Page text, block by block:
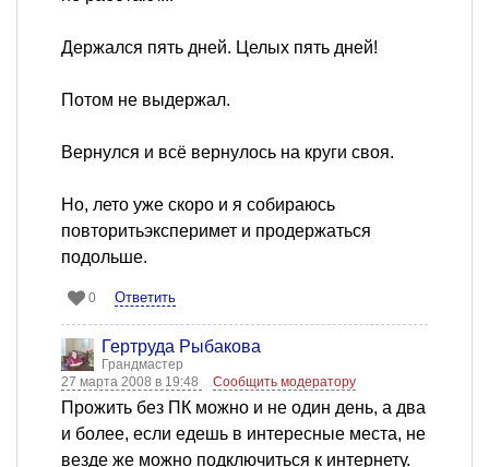
Держался пять дней. Целых пять дней!
Потом не выдержал.
Вернулся и всё вернулось на круги своя.
Но, лето уже скоро и я собираюсь
повторитьэксперимет и продержаться
подольше.
0 Ответить
Гертруда Рыбакова
Грандмастер
27 марта 2008 в 19:48
Сообщить модератору
Прожить без ПК можно и не один день, а два
и более, если едешь в интересные места, не
везде же можно подключиться к интернету.